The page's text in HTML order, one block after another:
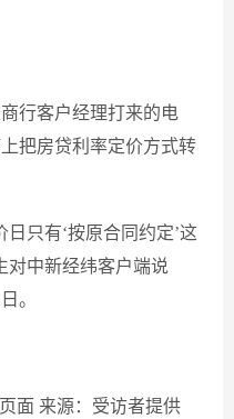
行客户经理打来的电
把房贷利率定价方式转
只有‘按原合同约定’这
对中新经纬客户端说
。
面 来源：受访者提供